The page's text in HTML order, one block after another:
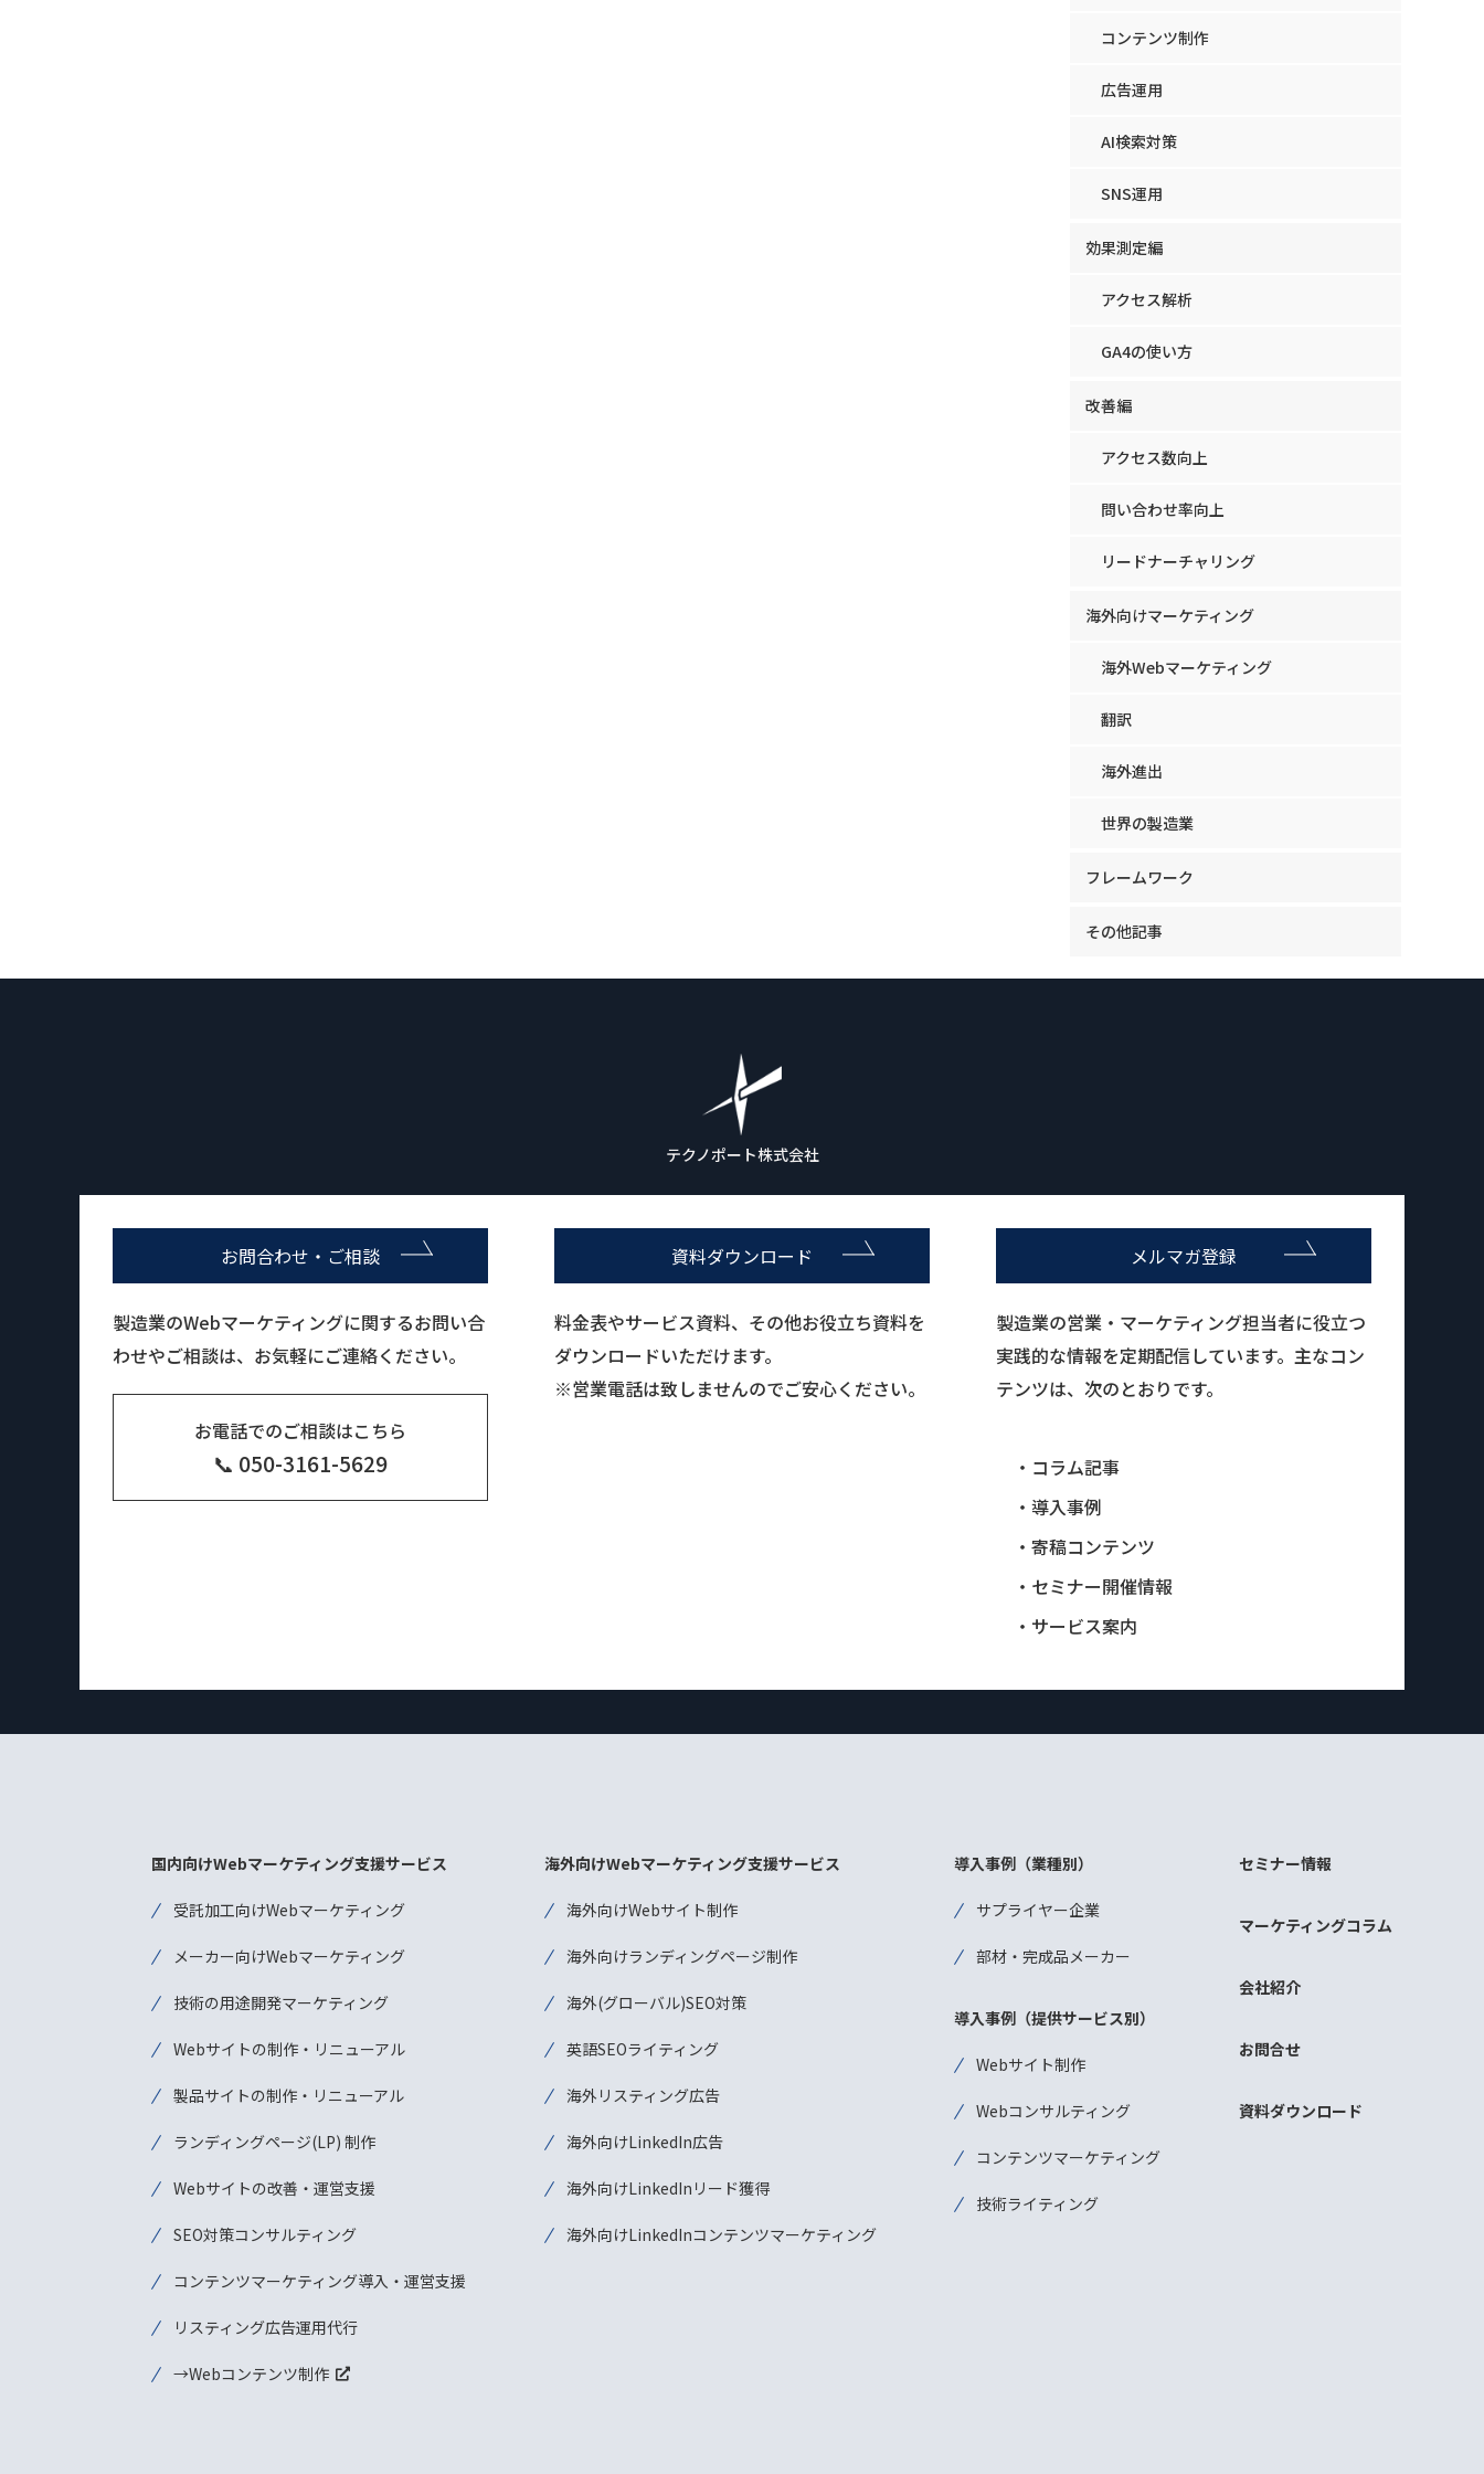
コンテンツ制作
広告運用
AI検索対策
SNS運用
効果測定編
アクセス解析
GA4の使い方
改善編
アクセス数向上
問い合わせ率向上
リードナーチャリング
海外向けマーケティング
海外Webマーケティング
翻訳
海外進出
世界の製造業
フレームワーク
その他記事
テクノポート株式会社
お問合わせ・ご相談
製造業のWebマーケティングに関するお問い合
わせやご相談は、お気軽にご連絡ください。
お電話でのご相談はこちら
📞 050-3161-5629
資料ダウンロード
料金表やサービス資料、その他お役立ち資料を
ダウンロードいただけます。
※営業電話は致しませんのでご安心ください。
メルマガ登録
製造業の営業・マーケティング担当者に役立つ
実践的な情報を定期配信しています。主なコン
テンツは、次のとおりです。
・コラム記事
・導入事例
・寄稿コンテンツ
・セミナー開催情報
・サービス案内
国内向けWebマーケティング支援サービス
受託加工向けWebマーケティング
メーカー向けWebマーケティング
技術の用途開発マーケティング
Webサイトの制作・リニューアル
製品サイトの制作・リニューアル
ランディングページ(LP) 制作
Webサイトの改善・運営支援
SEO対策コンサルティング
コンテンツマーケティング導入・運営支援
リスティング広告運用代行
→Webコンテンツ制作
海外向けWebマーケティング支援サービス
海外向けWebサイト制作
海外向けランディングページ制作
海外(グローバル)SEO対策
英語SEOライティング
海外リスティング広告
海外向けLinkedIn広告
海外向けLinkedInリード獲得
海外向けLinkedInコンテンツマーケティング
導入事例（業種別）
サプライヤー企業
部材・完成品メーカー
導入事例（提供サービス別）
Webサイト制作
Webコンサルティング
コンテンツマーケティング
技術ライティング
セミナー情報
マーケティングコラム
会社紹介
お問合せ
資料ダウンロード